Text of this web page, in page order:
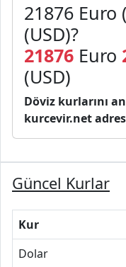
21876 Euro
(USD)?
21876 Euro
(USD)
Döviz kurlarını
kurcevir.net
Güncel Kurlar
Kur
Dolar